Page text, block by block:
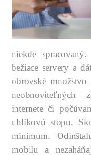
niekde
bežiace servery a
obrovské množstvo
neobnoviteľných
internete či
uhlíkovú stopu.
minimum.
mobilu a